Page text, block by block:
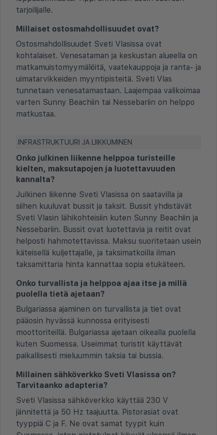
tarjoilijalle.
Millaiset ostosmahdollisuudet ovat?
Ostosmahdollisuudet Sveti Vlasissa ovat
kohtalaiset. Venesataman ja keskustan alueella on
matkamuistomyymälöitä, vaatekauppoja ja ranta- ja
uimatarvikkeiden myyntipisteitä. Sveti Vlas
tunnetaan venesatamastaan. Laajempaa valikoimaa
varten Sunny Beachiin tai Nessebariin on helppo
matkustaa.
INFRASTRUKTUURI JA LIIKKUMINEN
Onko julkinen liikenne helppoa turisteille
kielten, maksutapojen ja luotettavuuden
kannalta?
Julkinen liikenne Sveti Vlasissa on saatavilla ja
siihen kuuluvat bussit ja taksit. Bussit yhdistävät
Sveti Vlasin lähikohteisiin kuten Sunny Beachiin ja
Nessebariin. Bussit ovat luotettavia ja reitit ovat
helposti hahmotettavissa. Maksu suoritetaan usein
käteisellä kuljettajalle, ja taksimatkoilla ilman
taksamittaria hinta kannattaa sopia etukäteen.
Onko turvallista ja helppoa ajaa itse ja millä
puolella tietä ajetaan?
Bulgariassa ajaminen on turvallista ja tiet ovat
pääosin hyvässä kunnossa erityisesti
moottoriteillä. Bulgariassa ajetaan oikealla puolella
kuten Suomessa. Useimmat turistit käyttävät
paikallisesti mieluummin taksia tai bussia.
Millainen sähköverkko Sveti Vlasissa on?
Tarvitaanko adapteria?
Sveti Vlasissa sähköverkko käyttää 230 V
jännitettä ja 50 Hz taajuutta. Pistorasiat ovat
tyyppiä C ja F. Ne ovat samat tyypit kuin